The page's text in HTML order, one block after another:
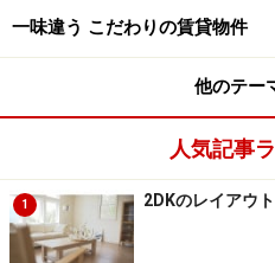
一味違う こだわりの賃貸物件
他のテー
人気記事
1 2DKのレイアウ